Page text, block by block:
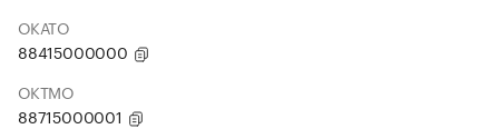
ОКАТО
88415000000
ОКТМО
88715000001